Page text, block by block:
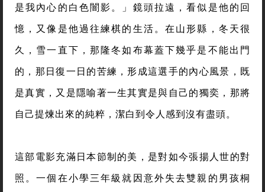
是我內心的白色闇影。」鏡頭拉遠，看似是他的回
憶，又像是他過往練棋的生活。在山形縣，冬天很
久，雪一直下，那隆冬如布幕蓋下幾乎是不能出門
的，那日復一日的苦練，形成這選手的內心風景，既
是真實，又是隱喻著一生其實是與自己的獨奕，那將
自己提煉出來的純粹，潔白到令人感到沒有盡頭。
這部電影充滿日本節制的美，是對如今張揚人世的對
照。一個在小學三年級就因意外失去雙親的男孩桐